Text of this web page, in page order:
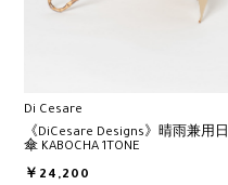
Di Cesare
《DiCesare Designs》晴雨兼用日
傘 KABOCHA 1TONE
￥24,200